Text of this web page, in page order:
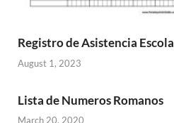
Registro de Asistencia
August 1, 2023
Lista de Numeros Romanos
March 20, 2020